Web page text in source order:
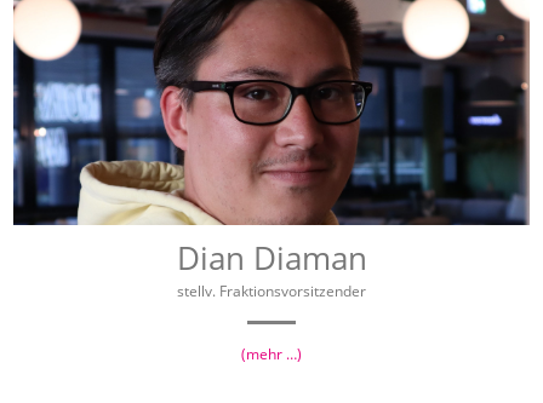
Dian Diaman
stellv. Fraktionsvorsitzender
(mehr …)